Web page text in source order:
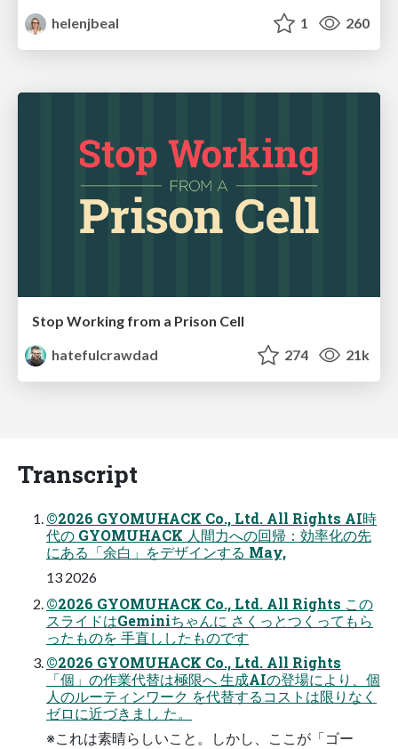
helenjbeal
1 260
Stop Working from a Prison Cell
hatefulcrawdad
274 21k
Transcript
©2026 GYOMUHACK Co., Ltd. All Rights AI時
代の GYOMUHACK ⼈間⼒への回帰：効率化の先
にある「余⽩」をデザインする May,
13 2026
©2026 GYOMUHACK Co., Ltd. All Rights この
スライドはGeminiちゃんに さくっとつくってもら
ったものを ⼿直ししたものです
©2026 GYOMUHACK Co., Ltd. All Rights
「個」の作業代替は極限へ ⽣成AIの登場により、個
⼈のルーティンワーク を代替するコストは限りなく
ゼロに近づきまし た。
※これは素晴らしいこと。しかし、ここが「ゴー